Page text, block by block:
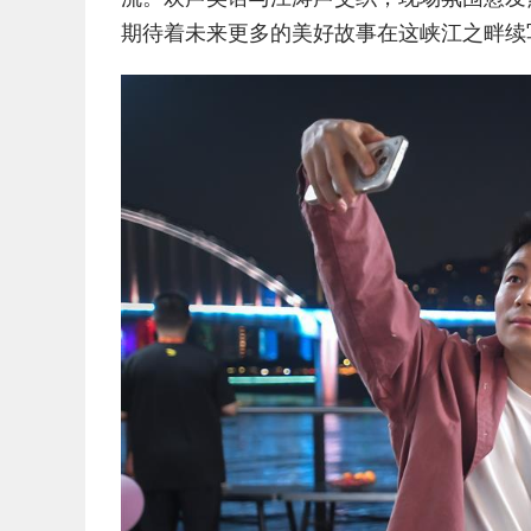
期待着未来更多的美好故事在这峡江之畔续